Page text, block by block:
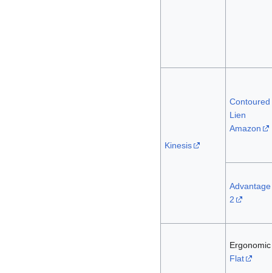
Kinesis
Contoured
Lien
Amazon
Advantage
2
Ergonomic
Flat